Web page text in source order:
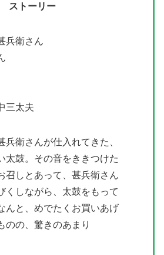
ストーリー
兵衛さん
三太夫
兵衛さんが仕入れてきた、
太鼓。その音をききつけた
召しとあって、甚兵衛さん
くしながら、太鼓をもって
んと、めでたくお買いあげ
のの、驚きのあまり